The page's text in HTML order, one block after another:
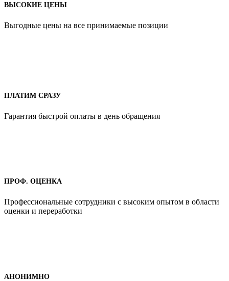
ВЫСОКИЕ ЦЕНЫ
Выгодные цены на все принимаемые позиции
ПЛАТИМ СРАЗУ
Гарантия быстрой оплаты в день обращения
ПРОФ. ОЦЕНКА
Профессиональные сотрудники с высоким опытом в области
оценки и переработки
АНОНИМНО